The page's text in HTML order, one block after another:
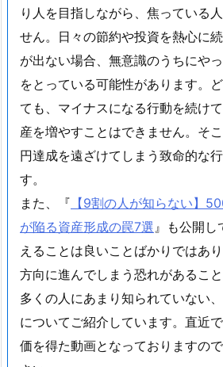
り人を目指しながら、焦っている
せん。日々の節約や投資を熱心に
が出ない場合、無意識のうちにや
をとっている可能性があります。
ても、マイナスになる行動を続け
産を増やすことはできません。そ
円達成を遠ざけてしまう致命的な
す。
また、『 【9割の人が知らない】
が陥る資産形成の罠7選』も公開し
えることは良いことばかりではあ
方向に進んでしまう恐れがあること
多くの人にあまり知られていない
についてご紹介しています。直近
価を得た動画となっておりますの